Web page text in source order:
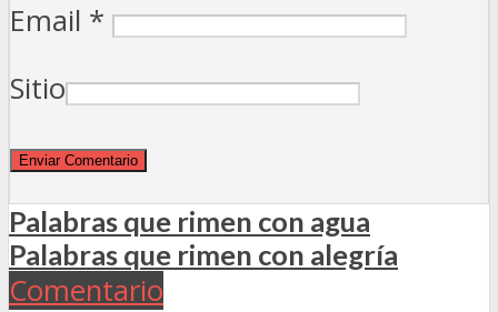
Email *
Sitio
Palabras que rimen con agua
Palabras que rimen con alegría
Comentario